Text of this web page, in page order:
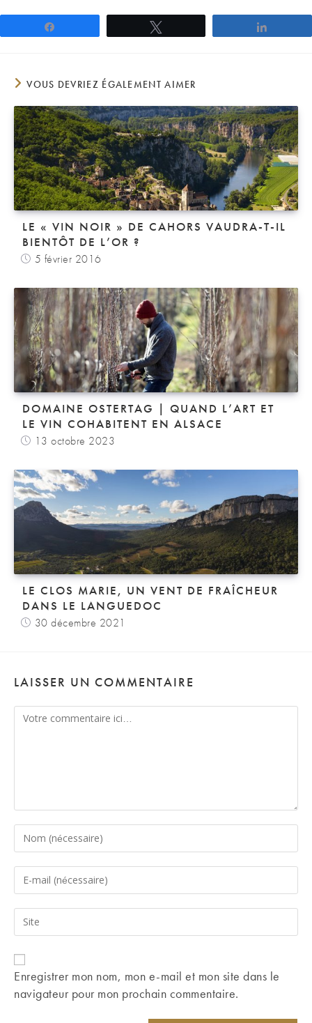
VOUS DEVRIEZ ÉGALEMENT AIMER
LE « VIN NOIR » DE CAHORS VAUDRA-T-IL
BIENTÔT DE L’OR ?
5 février 2016
DOMAINE OSTERTAG | QUAND L’ART ET
LE VIN COHABITENT EN ALSACE
13 octobre 2023
LE CLOS MARIE, UN VENT DE FRAÎCHEUR
DANS LE LANGUEDOC
30 décembre 2021
LAISSER UN COMMENTAIRE
Comment
Enter
your
name
comment
Enter
your
email
address
comment
Saisir
l’URL
de
votre
(facultatif)
Enregistrer mon nom, mon e-mail et mon site dans le
navigateur pour mon prochain commentaire.